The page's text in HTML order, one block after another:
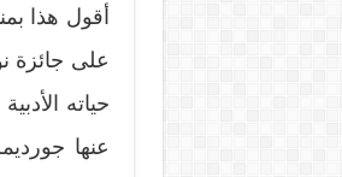
أقول هذا
عنها